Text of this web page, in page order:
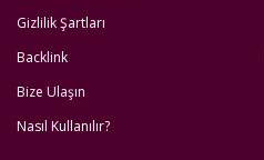
Gizlilik Şartları
Backlink
Bize Ulaşın
Nasıl Kullanılır?